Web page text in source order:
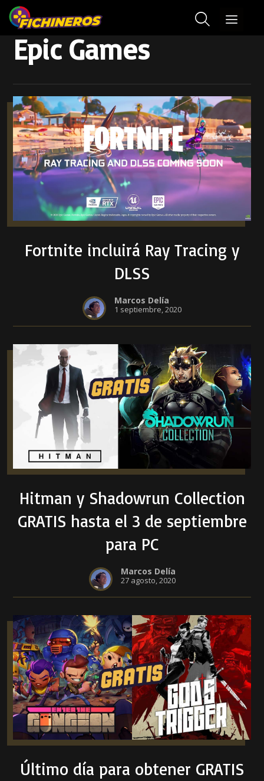
Epic Games
Fortnite incluirá Ray Tracing y
DLSS
Marcos Delía
1 septiembre, 2020
Hitman y Shadowrun Collection
GRATIS hasta el 3 de septiembre
para PC
Marcos Delía
27 agosto, 2020
Último día para obtener GRATIS